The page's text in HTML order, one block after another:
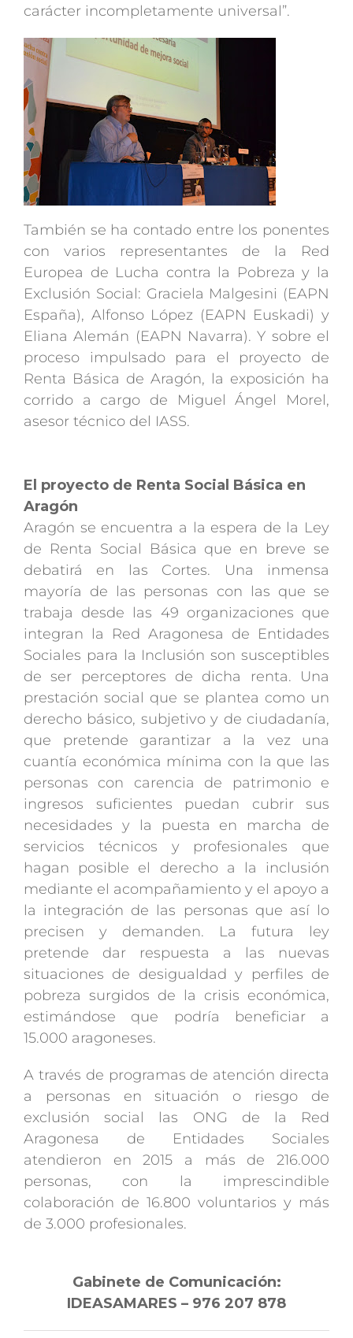
carácter incompletamente universal”.
También se ha contado entre los ponentes
con varios representantes de la Red
Europea de Lucha contra la Pobreza y la
Exclusión Social: Graciela Malgesini (EAPN
España), Alfonso López (EAPN Euskadi) y
Eliana Alemán (EAPN Navarra). Y sobre el
proceso impulsado para el proyecto de
Renta Básica de Aragón, la exposición ha
corrido a cargo de Miguel Ángel Morel,
asesor técnico del IASS.
El proyecto de Renta Social Básica en
Aragón
Aragón se encuentra a la espera de la Ley
de Renta Social Básica que en breve se
debatirá en las Cortes. Una inmensa
mayoría de las personas con las que se
trabaja desde las 49 organizaciones que
integran la Red Aragonesa de Entidades
Sociales para la Inclusión son susceptibles
de ser perceptores de dicha renta. Una
prestación social que se plantea como un
derecho básico, subjetivo y de ciudadanía,
que pretende garantizar a la vez una
cuantía económica mínima con la que las
personas con carencia de patrimonio e
ingresos suficientes puedan cubrir sus
necesidades y la puesta en marcha de
servicios técnicos y profesionales que
hagan posible el derecho a la inclusión
mediante el acompañamiento y el apoyo a
la integración de las personas que así lo
precisen y demanden. La futura ley
pretende dar respuesta a las nuevas
situaciones de desigualdad y perfiles de
pobreza surgidos de la crisis económica,
estimándose que podría beneficiar a
15.000 aragoneses.
A través de programas de atención directa
a personas en situación o riesgo de
exclusión social las ONG de la Red
Aragonesa de Entidades Sociales
atendieron en 2015 a más de 216.000
personas, con la imprescindible
colaboración de 16.800 voluntarios y más
de 3.000 profesionales.
Gabinete de Comunicación:
IDEASAMARES – 976 207 878